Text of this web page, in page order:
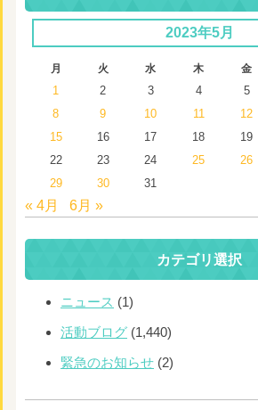
2023年5月
月 火 水 木 金
1 2 3 4 5
8
9 10 11 12
15
16 17 18 19
22
23 24 25 26
29
30 31
« 4月 6月 »
カテゴリ選択
ニュース (1)
活動ブログ (1,440)
緊急のお知らせ (2)